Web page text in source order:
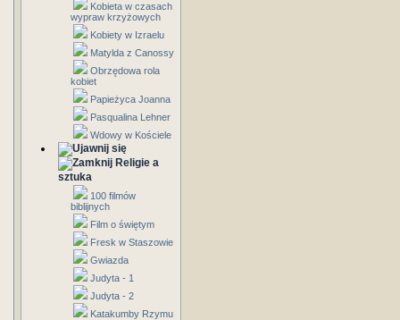
Kobieta w czasach
wypraw krzyżowych
Kobiety w Izraelu
Matylda z Canossy
Obrzędowa rola
kobiet
Papieżyca Joanna
Pasqualina Lehner
Wdowy w Kościele
Religie a
sztuka
100 filmów
biblijnych
Film o świętym
Fresk w Staszowie
Gwiazda
Judyta - 1
Judyta - 2
Katakumby Rzymu